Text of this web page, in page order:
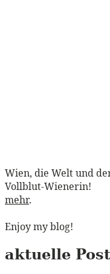
Wien, die Welt und
Vollblut-Wienerin!
mehr.
Enjoy my blog!
aktuelle